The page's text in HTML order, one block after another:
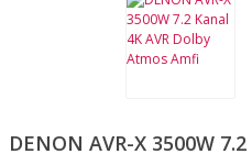
DENON AVR-X 3500W